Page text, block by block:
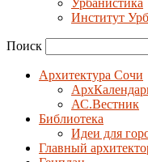
Урбанистика
Институт
Поиск
Архитектура Сочи
АС.Вестник
Библиотека
Идеи для
Главный